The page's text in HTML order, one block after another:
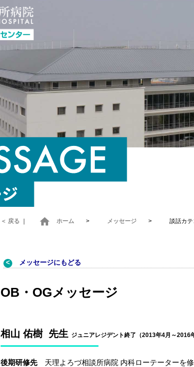
＜ 戻る home ホーム > メッセージ > 談話カ
メッセージにもどる
OB・OGメッセージ
相山 佑樹 先生 ジュニアレジデント終了（2013年4月～2016
後期研修先天理よろづ相談所病院 内科ローテーターを